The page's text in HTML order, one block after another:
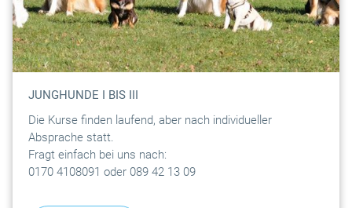
JUNGHUNDE I BIS III
Die Kurse finden laufend, aber nach individueller
Absprache statt.
Fragt einfach bei uns nach:
0170 4108091 oder 089 42 13 09